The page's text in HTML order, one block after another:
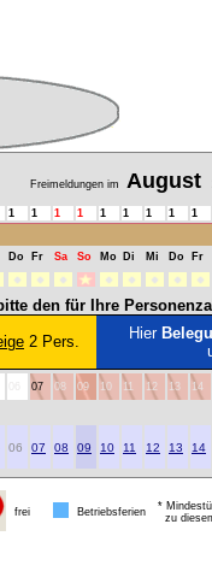
Freimeldungen im August
1 1 1 1 1 1 1 1 1
Do Fr Sa So Mo Di Mi Do Fr
den für Ihre
2 Pers. Hier
07 08 09 10 11 12 13 14
06 07 08 09 10 11 12 13 14
frei Betriebsferien
*
zu